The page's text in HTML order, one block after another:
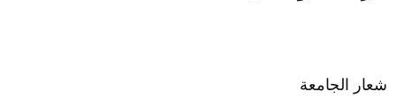
شعار الجامعة